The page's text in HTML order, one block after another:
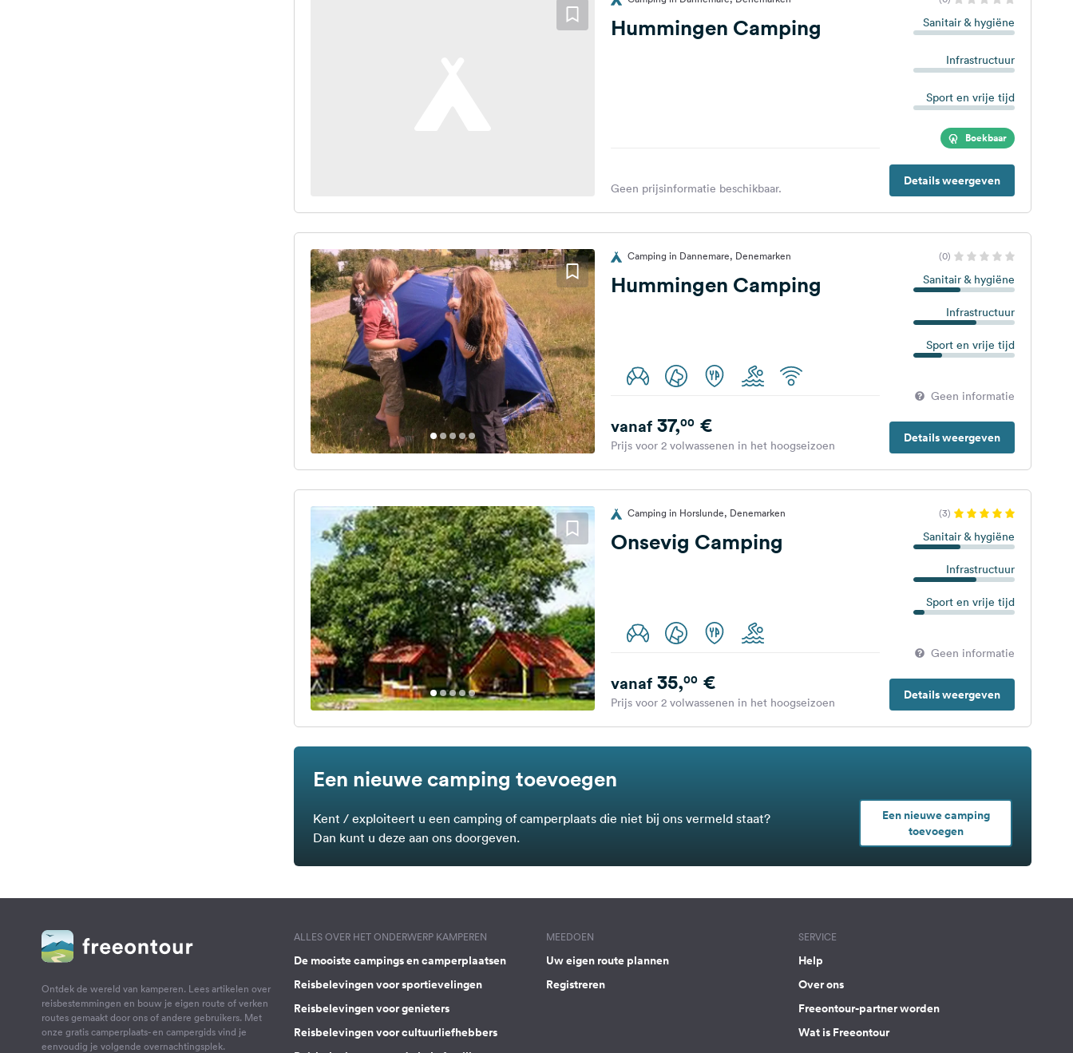
Hummingen Camping Sanitair & hygiëne
Infrastructuur
Sport en vrije tijd
Boekbaar
Details weergeven
Geen prijsinformatie beschikbaar.
Camping in Dannemare, Denemarken (0)
Hummingen Camping Sanitair & hygiëne
Infrastructuur
Sport en vrije tijd
Geen informatie
Details weergeven
vanaf37,00€
Prijs voor 2 volwassenen in het hoogseizoen
Camping in Horslunde, Denemarken (3)
Onsevig Camping Sanitair & hygiëne
Infrastructuur
Sport en vrije tijd
Geen informatie
Details weergeven
vanaf35,00€
Prijs voor 2 volwassenen in het hoogseizoen
Een nieuwe camping toevoegen
Kent / exploiteert u een camping of camperplaats die niet bij ons vermeld staat?
Dan kunt u deze aan ons doorgeven.
Een nieuwe camping
toevoegen
Ontdek de wereld van kamperen. Lees artikelen over
reisbestemmingen en bouw je eigen route of verken
routes gemaakt door ons of andere gebruikers. Met
onze gratis camperplaats- en campergids vind je
eenvoudig je volgende overnachtingsplek.
ALLES OVER HET ONDERWERP KAMPEREN
De mooiste campings en camperplaatsen
Reisbelevingen voor sportievelingen
Reisbelevingen voor genieters
Reisbelevingen voor cultuurliefhebbers
MEEDOEN
Uw eigen route plannen
Registreren
SERVICE
Help
Over ons
Freeontour-partner worden
Wat is Freeontour